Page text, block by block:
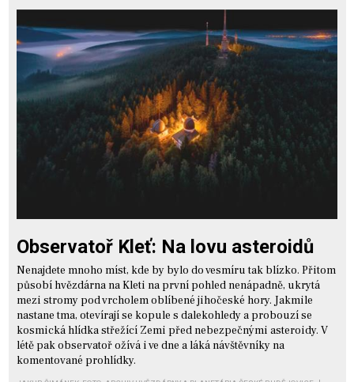
Observatoř Kleť: Na lovu asteroidů
Nenajdete mnoho míst, kde by bylo do vesmíru tak blízko. Přitom
působí hvězdárna na Kleti na první pohled nenápadně, ukrytá
mezi stromy pod vrcholem oblíbené jihočeské hory. Jakmile
nastane tma, otevírají se kopule s dalekohledy a probouzí se
kosmická hlídka střežící Zemi před nebezpečnými asteroidy. V
létě pak observatoř ožívá i ve dne a láká návštěvníky na
komentované prohlídky.